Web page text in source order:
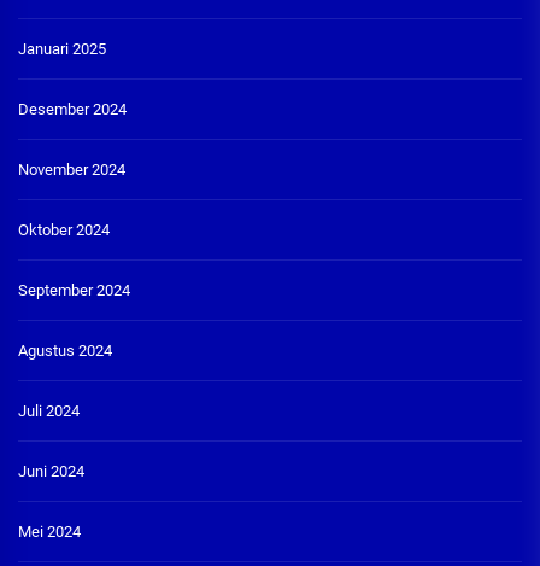
Januari 2025
Desember 2024
November 2024
Oktober 2024
September 2024
Agustus 2024
Juli 2024
Juni 2024
Mei 2024